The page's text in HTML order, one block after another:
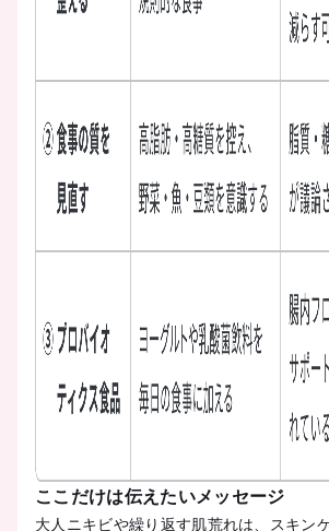
ここだけは伝えたいメッセージ
大人ニキビや繰り返す肌荒れは、スキン